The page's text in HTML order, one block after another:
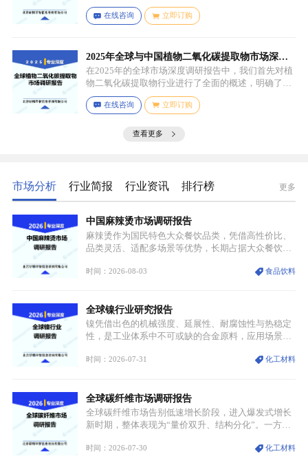
体、扩链剂、低分子量多元醇、助剂等组成，其中，
预聚体是基础原料，决定了聚氨酯棒的基本性能，扩
如增塑剂、填充剂、着色剂、抗氧剂、光稳定剂、阻
燃剂等，可改善材料的加工性能、物理性能和化学性
能等。
在线咨询 立即订购
2025年全球与中国植物二氧化碳提取物市场深度
调研报告：行业趋势与投资前景分析
在2025年的全球市场深度调研报告中，我们首先对植
物二氧化碳提取物行业进行了全面的概述，明确了市
场细分与应用场景。通过对细分产品的定义与特点进
行深入分析，我们揭示了关键应用场景及其客群洞
在线咨询 立即订购
查看更多
市场分析 行业简报 行业资讯 排行榜 更多
中国麻辣烫市场调研报告
麻辣烫作为国民特色大众餐饮品类，凭借高性价比、
品类灵活、适配多场景等优势，长期占据大众餐饮重
型，叠加消费需求升级、线上流量变革、新零售业态
特点，在消费、创业、政策、技术多重驱动下，依旧
具备强劲的发展活力。
时间：2026-08-03 食品饮料
全球镍行业研究报告
镍凭借出色的机械强度、延展性、耐腐蚀性与热稳定
性，是工业体系中不可或缺的合金原料，应用场景横
用价值难以被替代。依托理化优势，镍被全球主要经
型为新能源核心战略矿产，全球产业形成“印尼掌控
资源与产能、中国主导消费与技术、工艺向低碳湿法
迭代、再生镍加速补位”的全新格局。
时间：2026-07-31 化工材料
全球碳纤维市场调研报告
全球碳纤维市场告别低速增长阶段，进入爆发式增长
新时期，整体表现为“量价双升、结构分化”。一方面
持续扩张；另一方面产品、需求、应用场景呈现明显
时间：2026-07-30 化工材料